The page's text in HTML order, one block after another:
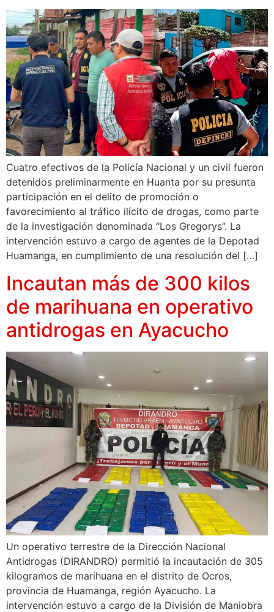
Cuatro efectivos de la Policía Nacional y un civil fueron
detenidos preliminarmente en Huanta por su presunta
participación en el delito de promoción o
favorecimiento al tráfico ilícito de drogas, como parte
de la investigación denominada “Los Gregorys”. La
intervención estuvo a cargo de agentes de la Depotad
Huamanga, en cumplimiento de una resolución del […]
Incautan más de 300 kilos
de marihuana en operativo
antidrogas en Ayacucho
Un operativo terrestre de la Dirección Nacional
Antidrogas (DIRANDRO) permitió la incautación de 305
kilogramos de marihuana en el distrito de Ocros,
provincia de Huamanga, región Ayacucho. La
intervención estuvo a cargo de la División de Maniobra